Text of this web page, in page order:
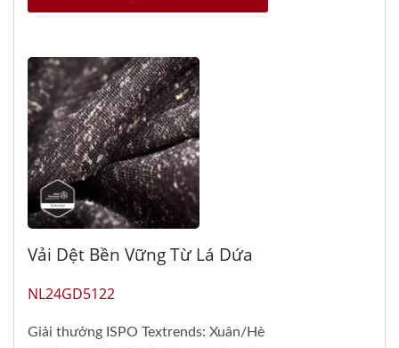
Vải Dệt Bền Vững Từ Lá Dứa
NL24GD5122
Giải thưởng ISPO Textrends: Xuân/Hè